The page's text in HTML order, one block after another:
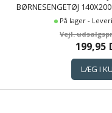
BØRNESENGETØJ
CREEPER OG
På lager -
199,95